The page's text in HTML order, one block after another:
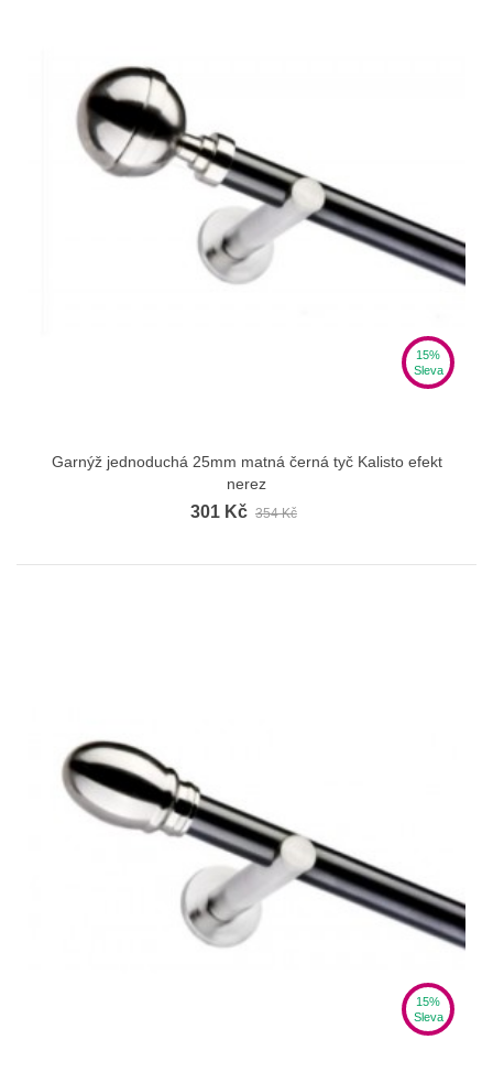
15%
Sleva
Garnýž jednoduchá 25mm matná černá tyč Kalisto efekt
nerez
301 Kč 354 Kč
15%
Sleva